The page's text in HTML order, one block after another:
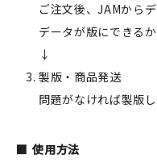
ご注文後、JAMから
データが版にできる
↓
製版・商品発送
問題がなければ製版し
使用方法